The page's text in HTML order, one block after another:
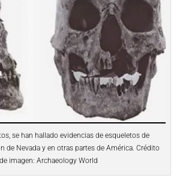
se han hallado evidencias de esqueletos de
de Nevada y en otras partes de América. Crédito
de imagen: Archaeology World